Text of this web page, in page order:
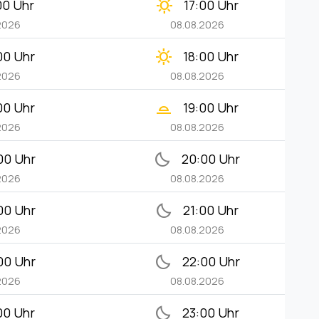
Uhr clear_day 17:00 Uhr
08.08.2026
Uhr clear_day 18:00 Uhr
08.08.2026
Uhr wb_twilight_2 19:00 Uhr
08.08.2026
Uhr bedtime 20:00 Uhr
08.08.2026
Uhr bedtime 21:00 Uhr
08.08.2026
Uhr bedtime 22:00 Uhr
08.08.2026
Uhr bedtime 23:00 Uhr